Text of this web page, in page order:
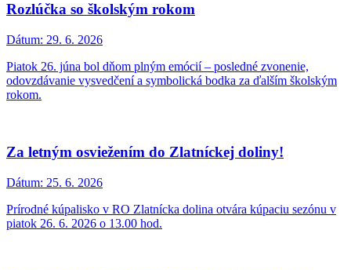
Rozlúčka so školským rokom
Dátum: 29. 6. 2026
Piatok 26. júna bol dňom plným emócií – posledné zvonenie,
odovzdávanie vysvedčení a symbolická bodka za ďalším školským
rokom.
Za letným osviežením do Zlatníckej doliny!
Dátum: 25. 6. 2026
Prírodné kúpalisko v RO Zlatnícka dolina otvára kúpaciu sezónu v
piatok 26. 6. 2026 o 13.00 hod.